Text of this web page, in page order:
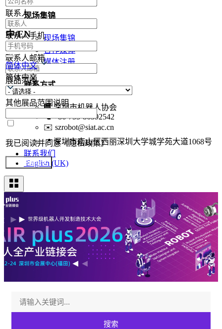
现场集锦
现场集锦
合作媒体
媒体注册
联系方式
🏢深圳市机器人协会
📞+86-755-86392542
✉️ szrobot@siat.ac.cn
📍深圳市南山区西丽深圳大学城学苑大道1068号
联系我们
English (UK)
搜索
联系人
联系人手机
联系人邮箱
展品范围
其他展品范围说明
我已阅读并同意《隐私政策》
提交参展报名
中/EN
简体中文
简体中文